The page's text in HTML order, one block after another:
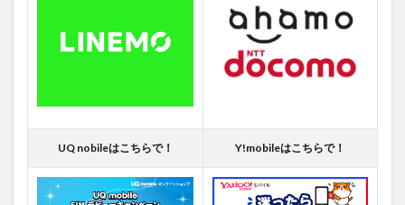
UQ nobileはこちらで！ Y!mobileはこちらで！